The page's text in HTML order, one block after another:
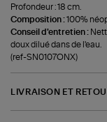
Profondeur : 18 cm.
Composition :100%
Conseil d'entretien :
doux dilué dans de l'eau.
(ref-SN0107ONX)
LIVRAISON ET